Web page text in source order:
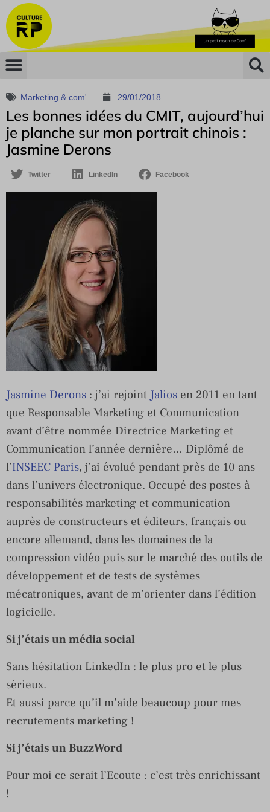
Marketing & com' 29/01/2018
Les bonnes idées du CMIT, aujourd’hui
je planche sur mon portrait chinois :
Jasmine Derons
Twitter LinkedIn Facebook
Jasmine Derons : j’ai rejoint Jalios en 2011 en tant
que Responsable Marketing et Communication
avant d’être nommée Directrice Marketing et
Communication l’année dernière… Diplômé de
l’INSEEC Paris, j’ai évolué pendant près de 10 ans
dans l’univers électronique. Occupé des postes à
responsabilités marketing et communication
auprès de constructeurs et éditeurs, français ou
encore allemand, dans les domaines de la
compression vidéo puis sur le marché des outils de
développement et de tests de systèmes
mécatroniques, avant de m’orienter dans l’édition
logicielle.
Si j’étais un média social
Sans hésitation LinkedIn : le plus pro et le plus
sérieux.
Et aussi parce qu’il m’aide beaucoup pour mes
recrutements marketing !
Si j’étais un BuzzWord
Pour moi ce serait l’Ecoute : c’est très enrichissant
!